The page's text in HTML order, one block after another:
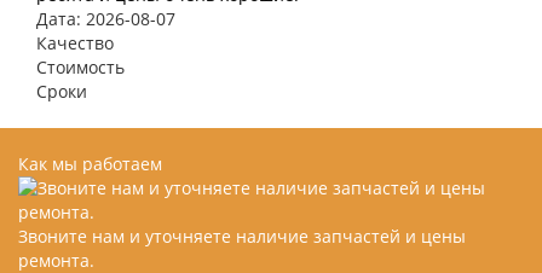
Дата: 2026-08-07
Качество
Стоимость
Сроки
Как мы работаем
Звоните нам и уточняете наличие запчастей и цены
ремонта.